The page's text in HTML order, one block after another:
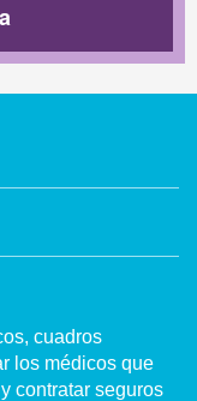
cuadros
los médicos que
contratar seguros